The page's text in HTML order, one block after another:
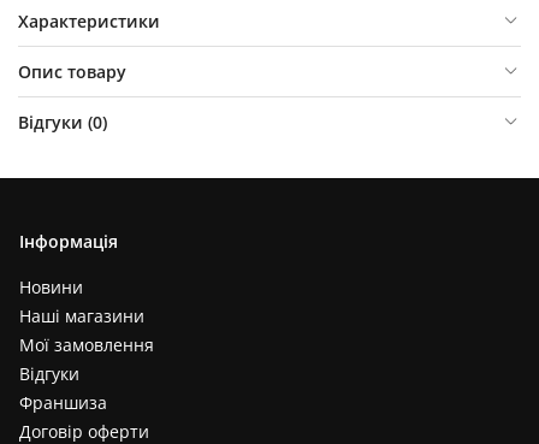
Характеристики
Опис товару
Відгуки (0)
Інформація
Новини
Наші магазини
Мої замовлення
Відгуки
Франшиза
Договір оферти